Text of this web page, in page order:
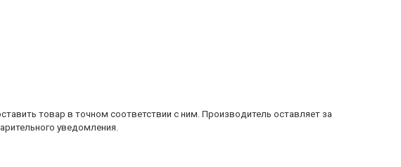
товар в точном соответствии с ним. Производитель оставляет за
уведомления.